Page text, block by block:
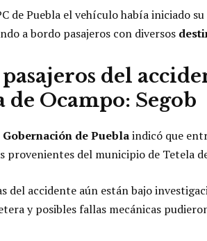
de Puebla el vehículo había iniciado
a bordo pasajeros con diversos
del
de Ocampo: Segob
de Pueblaindicó que
provenientes del municipio de Tetela
del accidente aún están bajo
y posibles fallas mecánicas